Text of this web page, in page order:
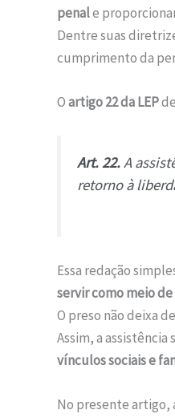
penale
Dentre suas
cumprimento da
Oartigo 22 da LEP
Art. 22.A
retorno à
Essa redação
servir como meio
O preso não deixa
Assim, a
vínculos sociais e
No presente artigo,